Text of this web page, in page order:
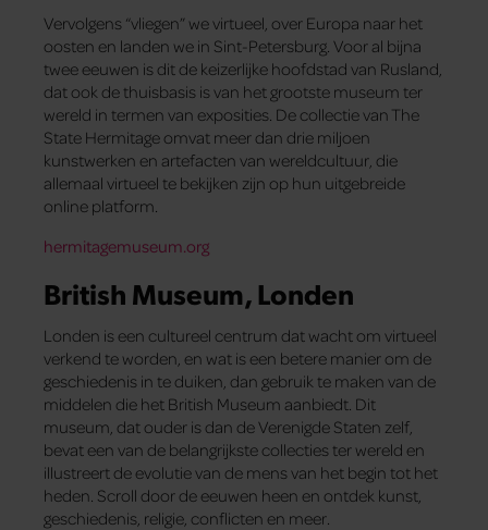
Vervolgens “vliegen” we virtueel, over Europa naar het
oosten en landen we in Sint-Petersburg. Voor al bijna
twee eeuwen is dit de keizerlijke hoofdstad van Rusland,
dat ook de thuisbasis is van het grootste museum ter
wereld in termen van exposities. De collectie van The
State Hermitage omvat meer dan drie miljoen
kunstwerken en artefacten van wereldcultuur, die
allemaal virtueel te bekijken zijn op hun uitgebreide
online platform.
hermitagemuseum.org
British Museum, Londen
Londen is een cultureel centrum dat wacht om virtueel
verkend te worden, en wat is een betere manier om de
geschiedenis in te duiken, dan gebruik te maken van de
middelen die het British Museum aanbiedt. Dit
museum, dat ouder is dan de Verenigde Staten zelf,
bevat een van de belangrijkste collecties ter wereld en
illustreert de evolutie van de mens van het begin tot het
heden. Scroll door de eeuwen heen en ontdek kunst,
geschiedenis, religie, conflicten en meer.